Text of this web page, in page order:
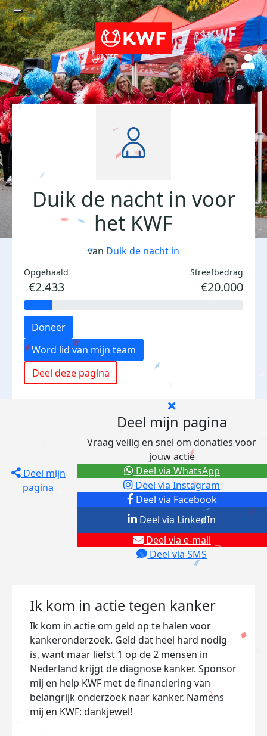
Duik de nacht in voor
het KWF
van Duik de nacht in
Opgehaald
€2.433
Streefbedrag
€20.000
Doneer
Word lid van mijn team
Deel deze pagina
Deel mijn
pagina
Deel mijn pagina
Vraag veilig en snel om donaties voor
jouw actie
Deel via Facebook
Deel via Instagram
Deel via e-mail
Deel via SMS
Deel via LinkedIn
Deel via WhatsApp
Ik kom in actie tegen kanker
Ik kom in actie om geld op te halen voor
kankeronderzoek. Geld dat heel hard nodig
is, want maar liefst 1 op de 2 mensen in
Nederland krijgt de diagnose kanker. Sponsor
mij en help KWF met de financiering van
belangrijk onderzoek naar kanker. Namens
mij en KWF: dankjewel!